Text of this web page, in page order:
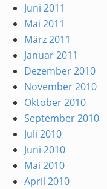
Juni 2011
Mai 2011
März 2011
Januar 2011
Dezember 2010
November 2010
Oktober 2010
September 2010
Juli 2010
Juni 2010
Mai 2010
April 2010